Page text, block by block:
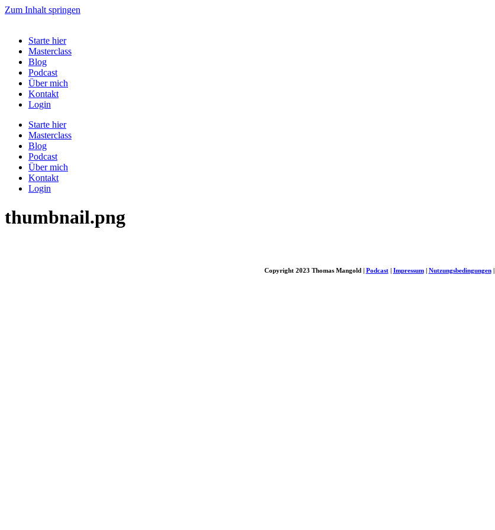
Zum Inhalt springen
Starte hier
Masterclass
Blog
Podcast
Über mich
Kontakt
Login
Starte hier
Masterclass
Blog
Podcast
Über mich
Kontakt
Login
thumbnail.png
Copyright 2023 Thomas Mangold | Podcast| Impressum| Nutzungsbedingungen|